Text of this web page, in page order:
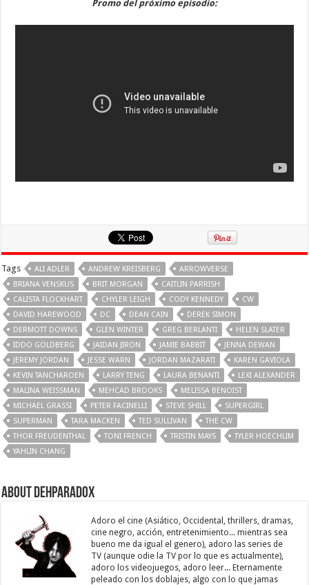
Promo del próximo episodio:
Tags ALI ADLER ANDREW KREISBERG
ARROWVERSE
BRIANA VENSKUS
BRIT MORGAN
CAITLIN PARRISH
CALISTA FLOCKHART
CHYLER LEIGH CODY KENNEDY
CW
DAVID HAREWOOD
DC DEAN CAIN
DEREK SIMON
DERMOTT DOWNS
GLEN WINTER GREG BERLANTI
HELEN SLATER
IDDO GOLDBERG
JAIDAN JIRON JAMIE BABBIT
JENNA DEWAN
JEREMY JORDAN
JESSE WARN JORDAN MAZARATI
KAREN GAVIOLA
KEVIN TANCHAROEN
LARRY TENG LAURA BENANTI
LEXI ALEXANDER
MALINA WEISSMAN
MEHCAD BROOKS
MELISSA BENOIST
MICHAEL GRASSI
PETER FACINELLI STEVE SHILL
SUPERGIRL
SUPERMAN
TARA MACKEN TED SULLIVAN
THE CW
THOR FREUDENTHAL
TONI FRENCH TRISTIN MAYS
TYLER HOECHLIM
YAHLIN CHANG
About Dehparadox
Adoro el cine (Asiático, Occidental, thrillers, dramas,
cine negro, acción, entretenimiento... mientras sea
bueno me da igual el genero), adoro las series de
TV (aunque odie la TV por lo que es actualmente),
adoro los videojuegos, adoro leer... Eternamente
peleado con los doblajes, algo con lo que jamas